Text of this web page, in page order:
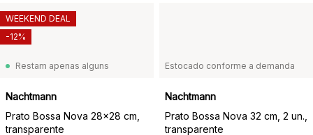
Restam apenas alguns
Nachtmann
Prato Bossa Nova 28x28 cm,
transparente
WEEKEND DEAL
-12%
Estocado conforme a demanda
Nachtmann
Prato Bossa Nova 32 cm, 2 un.,
transparente